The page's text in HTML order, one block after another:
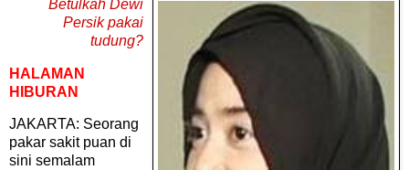
Betulkah Dewi
Persik pakai
tudung?
HALAMAN
HIBURAN
JAKARTA: Seorang
pakar sakit puan di
sini semalam